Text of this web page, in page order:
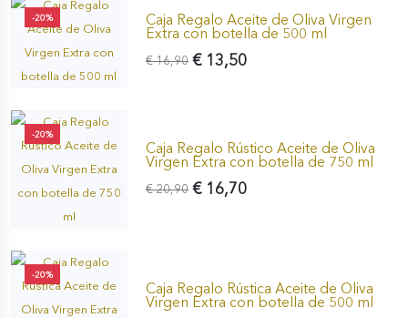
-20% Caja Regalo Aceite de Oliva Virgen
Extra con botella de 500 ml
€ 13,50
€ 16,90
-20%
Caja Regalo Rústico Aceite de Oliva
Virgen Extra con botella de 750 ml
€ 16,70
€ 20,90
-20%
Caja Regalo Rústica Aceite de Oliva
Virgen Extra con botella de 500 ml